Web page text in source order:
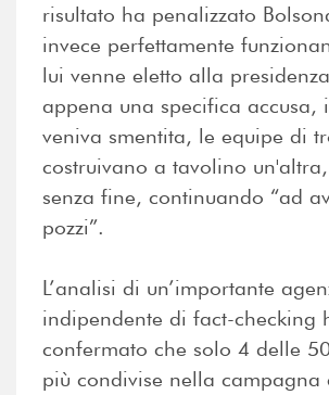
risultato ha penalizzato
invece perfettamente
lui venne eletto alla
appena una specifica accusa,
veniva smentita, le equipe di
costruivano a tavolino
senza fine, continuando “ad
pozzi”.
L’analisi di un’importante
indipendente di fact-checking
confermato che solo 4 delle
più condivise nella campagna